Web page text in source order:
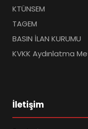
KTÜNSEM
TAGEM
BASIN İLAN KURUMU
KVKK Aydınlatma
İletişim